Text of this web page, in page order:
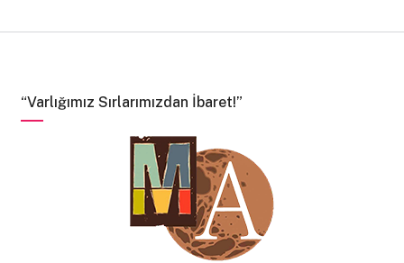
(kalan neşeleri hayatın bizim payımıza ne zaman düşer)
tanımladığım insanlar donuyor içimde.
Zeynep Sina Ersan
“Varlığımız Sırlarımızdan İbaret!”